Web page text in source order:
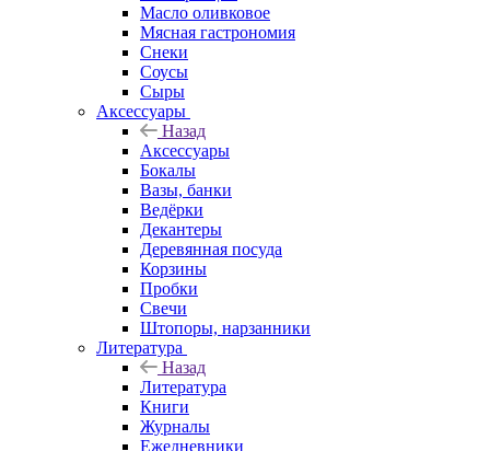
Масло оливковое
Мясная гастрономия
Снеки
Соусы
Сыры
Аксессуары
Назад
Аксессуары
Бокалы
Вазы, банки
Ведёрки
Декантеры
Деревянная посуда
Корзины
Пробки
Свечи
Штопоры, нарзанники
Литература
Назад
Литература
Книги
Журналы
Ежедневники